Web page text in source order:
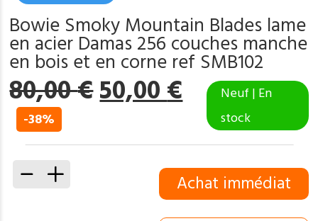
Bowie Smoky Mountain Blades lame
en acier Damas 256 couches manche
en bois et en corne ref SMB102
80,00€Le
initial
était :
80,00 €.
50,00€Le
prix
actuel
est :
50,00 €.
-38%
Neuf | En
stock
quantité
Achat immédiat